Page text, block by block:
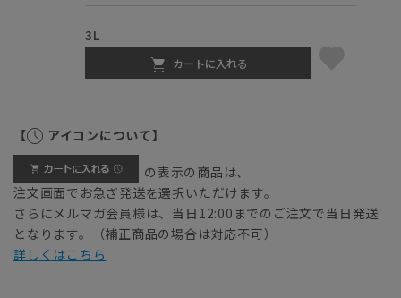
3L
カートに入れる
【 アイコンについて】
の表示の商品は、
注文画面でお急ぎ発送を選択いただけます。
さらにメルマガ会員様は、当日12:00までのご注文で当日発送
となります。（補正商品の場合は対応不可）
詳しくはこちら